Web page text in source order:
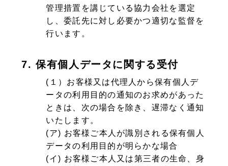
管理措置を講じている協力会社を選定
し、委託先に対し必要かつ適切な監督を
行います。
7. 保有個人データに関する受付
(１）お客様又は代理人から保有個人デ
ータの利用目的の通知のお求めがあった
ときは、次の場合を除き、遅滞なく通知
いたします。
(ア) お客様ご本人が識別される保有個人
データの利用目的が明らかな場合
(イ) お客様ご本人又は第三者の生命、身